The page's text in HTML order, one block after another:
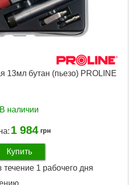
13мл бутан (пьезо) PROLINE
В наличии
1 984 грн
Купить
течение 1 рабочего дня